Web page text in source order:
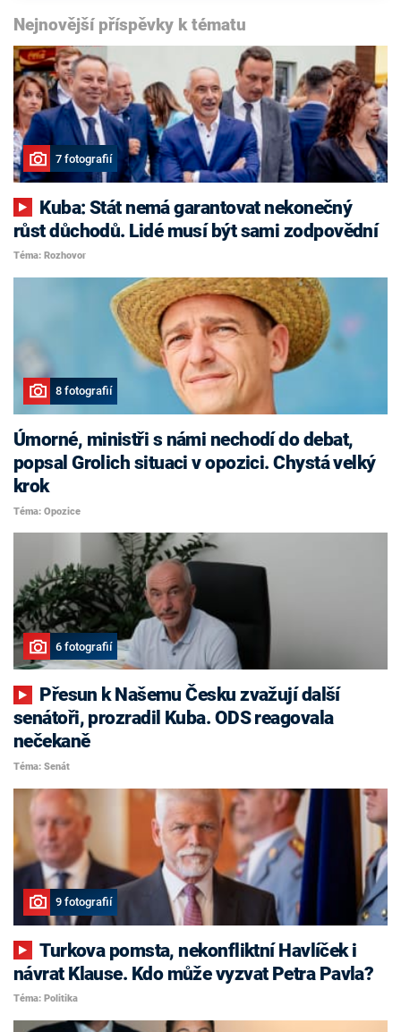
Nejnovější příspěvky k tématu
7 fotografií
růst důchodů. Lidé musí být sami zodpovědní
Téma: Rozhovor
8 fotografií
Úmorné, ministři s námi nechodí do debat,
popsal Grolich situaci v opozici. Chystá velký
krok
Téma: Opozice
6 fotografií
senátoři, prozradil Kuba. ODS reagovala
nečekaně
Téma: Senát
9 fotografií
Turkova pomsta, nekonfliktní Havlíček i
návrat Klause. Kdo může vyzvat Petra Pavla?
Téma: Politika